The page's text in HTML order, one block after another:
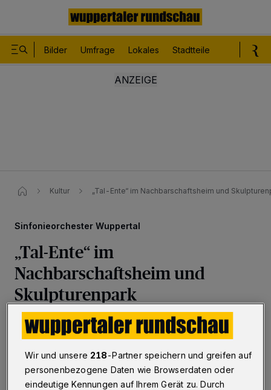
Bilder Umfrage Lokales Stadtteile
Kultur „Tal-Ente“ im Nachbarschaftsheim und
Sinfonieorchester Wuppertal
„Tal-Ente“ im
Nachbarschaftsheim und
Skulpturenpark
Wuppertal ·Das Sinfonieorchester Wuppertal ist mit
den „Uptown Classics /4 ,Tal-ente‘“ am 9. Juni 2023
um 19:30 Uhr im Nachbarschaftsheim Wuppertal sowie
am 10. Juni um 20 Uhr vor stimmungsvoller Open-air-
Kulisse im Skulpturenpark Waldfrieden zu Gast.
Wir und unsere 218-Partner speichern und greifen auf
personenbezogene Daten wie Browserdaten oder
eindeutige Kennungen auf Ihrem Gerät zu. Durch